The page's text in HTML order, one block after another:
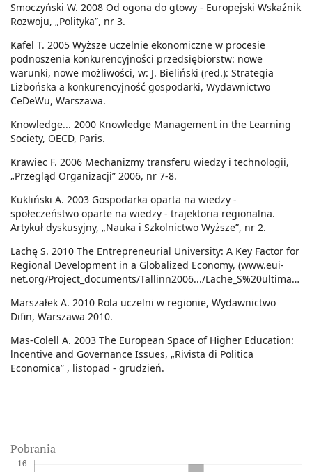
Pobrania
Smoczyński W. 2008 Od ogona do gtowy - Europejski Wskaźnik
Rozwoju, „Polityka”, nr 3.
Kafel T. 2005 Wyższe uczelnie ekonomiczne w procesie
podnoszenia konkurencyjności przedsiębiorstw: nowe
warunki, nowe możliwości, w: J. Bieliński (red.): Strategia
Lizbońska a konkurencyjność gospodarki, Wydawnictwo
CeDeWu, Warszawa.
Knowledge... 2000 Knowledge Management in the Learning
Society, OECD, Paris.
Krawiec F. 2006 Mechanizmy transferu wiedzy i technologii,
„Przegląd Organizacji” 2006, nr 7-8.
Kukliński A. 2003 Gospodarka oparta na wiedzy -
społeczeństwo oparte na wiedzy - trajektoria regionalna.
Artykuł dyskusyjny, „Nauka i Szkolnictwo Wyższe”, nr 2.
Lachę S. 2010 The Entrepreneurial University: A Key Factor for
Regional Development in a Globalized Economy, (www.eui-
net.org/Project_documents/Tallinn2006.../Lache_S%20ultima.doc).
Marszałek A. 2010 Rola uczelni w regionie, Wydawnictwo
Difin, Warszawa 2010.
Mas-Colell A. 2003 The European Space of Higher Education:
lncentive and Governance Issues, „Rivista di Politica
Economica” , listopad - grudzień.